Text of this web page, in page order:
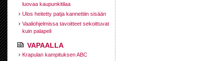
luovaa kaupunkitilaa
Ulos heitetty patja kannettiin sisään
Vaaliohjelmissa tavoitteet sekoittuvat
kuin palapeli
VAPAALLA
Krapulan kampituksen ABC